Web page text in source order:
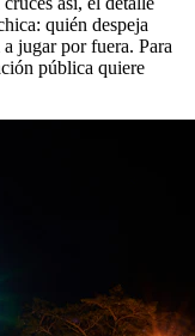
quién despeja
jugar por fuera. Para
pública quiere